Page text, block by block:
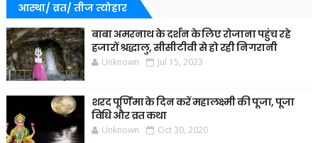
आस्था/ व्रत/ तीज त्‍योहार
बाबा अमरनाथ के दर्शन के लिए रोजाना पहुंच रहे
हजारों श्रद्धालु, सीसीटीवी से हो रही निगरानी
Unknown Jul 15, 2023
शरद पूर्णिमा के दिन करें महालक्ष्मी की पूजा, पूजा
विधि और व्रत कथा
Unknown Oct 30, 2020